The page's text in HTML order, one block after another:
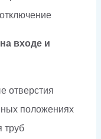
входе и
отверстия
положениях
труб